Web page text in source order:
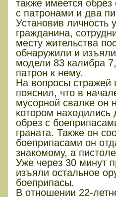
также имеется обрез
с патронами и два
Установив личность
гражданина,
месту жительства
обнаружили и
модели 83 калибра
патрон к нему.
На вопросы стражей
пояснил, что в
мусорной свалке он
котором находились
обрез с
граната. Также он
боеприпасами он
знакомому, а
Уже через 30 минут
изъяли остальное
боеприпасы.
В отношении 22-